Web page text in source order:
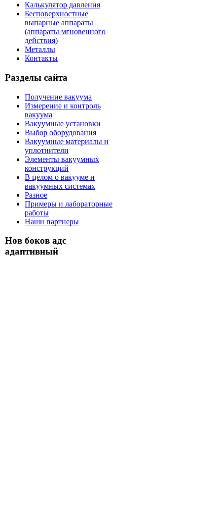
Калькулятор давления
Бесповерхностные
выпарные аппараты
(аппараты мгновенного
действия)
Металлы
Контакты
Разделы сайта
Получение вакуума
Измерение и контроль
вакуума
Вакуумные установки
Выбор оборудования
Вакуумные материалы и
уплотнители
Элементы вакуумных
конструкций
В целом о вакууме и
вакуумных системах
Разное
Примеры и лабораторные
работы
Наши партнеры
Нов боков адс
адаптивный